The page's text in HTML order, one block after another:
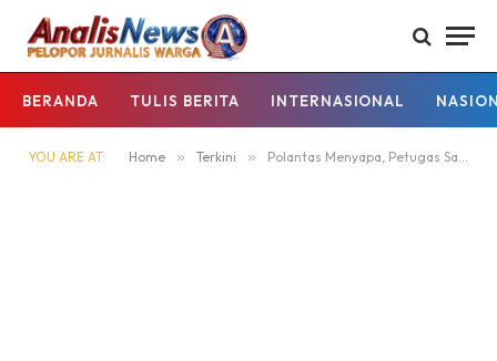
BERANDA TULIS BERITA INTERNASIONAL
YOU ARE AT: Home » Terkini » Polantas Menyapa, Petugas Samsat Mura Layanani Pemohon Pajak Dengan Responsif